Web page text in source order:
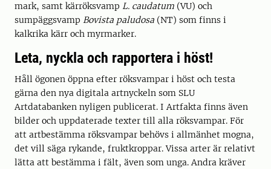
mark, samt kärröksvamp L. caudatum (VU) och
sumpäggsvamp Bovista paludosa (NT) som finns i
kalkrika kärr och myrmarker.
Leta, nyckla och rapportera i höst!
Håll ögonen öppna efter röksvampar i höst och testa
gärna den nya digitala artnyckeln som SLU
Artdatabanken nyligen publicerat. I Artfakta finns även
bilder och uppdaterade texter till alla röksvampar. För
att artbestämma röksvampar behövs i allmänhet mogna,
det vill säga rykande, fruktkroppar. Vissa arter är relativt
lätta att bestämma i fält, även som unga. Andra kräver